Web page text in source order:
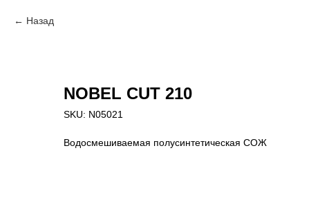
Назад
NOBEL CUT 210
SKU: N05021
Водосмешиваемая полусинтетическая СОЖ